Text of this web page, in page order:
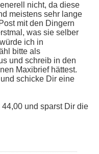
nicht, da diese
meistens sehr lange
mit den Dingern
was sie selber
ich in
bitte als
und schreib in den
Maxibrief hättest.
schicke Dir eine
und sparst Dir die